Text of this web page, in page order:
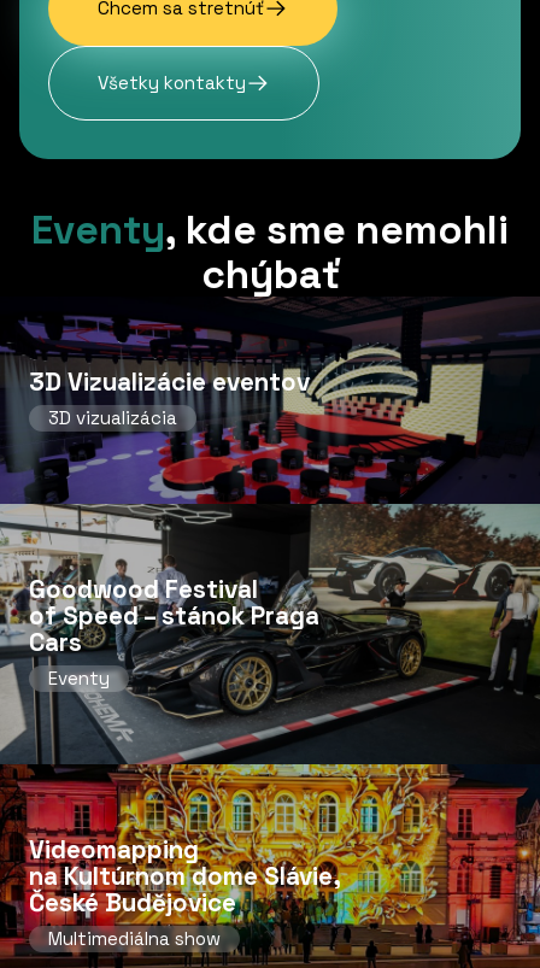
Chcem sa stretnúť
Všetky kontakty
Eventy, kde sme nemohli
chýbať
3D Vizualizácie eventov
3D vizualizácia
Goodwood Festival
of Speed ​​– stánok Praga
Cars
Eventy
Videomapping
na Kultúrnom dome Slávie,
České Budějovice
Multimediálna show